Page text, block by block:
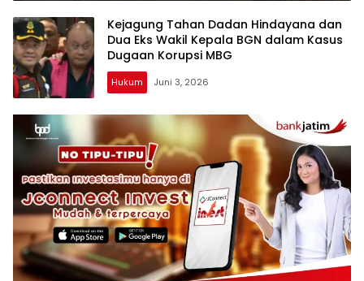
Kejagung Tahan Dadan Hindayana dan
Dua Eks Wakil Kepala BGN dalam Kasus
Dugaan Korupsi MBG
Hukum Juni 3, 2026